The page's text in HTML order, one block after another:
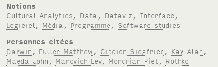
Notions
Cultural Analytics
Data Dataviz Interface
Logiciel
Média Programme
Software studies
Personnes citées
Darwin
Fuller Matthew Giedion Siegfried Kay Alan
Maeda John
Manovich Lev, Mondrian Piet
Rothko